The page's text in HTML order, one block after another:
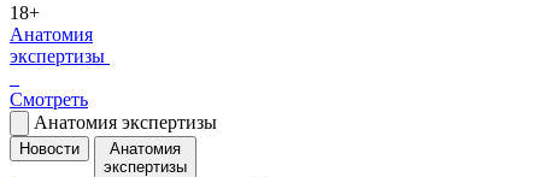
18+
Анатомия
экспертизы
Смотреть
Анатомия экспертизы
Новости
Анатомия
экспертизы